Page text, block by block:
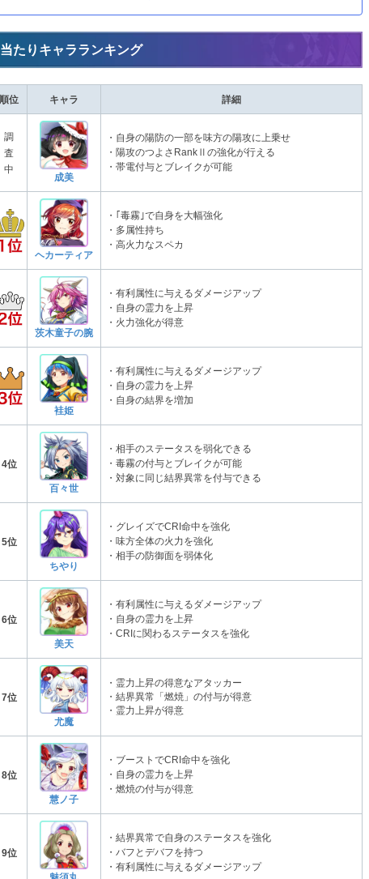
当たりキャラランキング
順位 キャラ 詳細
調
査
中
成美
・自身の陽防の一部を味方の陽攻に上乗せ
・陽攻のつよさRankⅡの強化が行える
・帯電付与とブレイクが可能
ヘカーティア
・｢毒霧｣で自身を大幅強化
・多属性持ち
・高火力なスペカ
茨木童子の腕
・有利属性に与えるダメージアップ
・自身の霊力を上昇
・火力強化が得意
袿姫
・有利属性に与えるダメージアップ
・自身の霊力を上昇
・自身の結界を増加
4位
百々世
・相手のステータスを弱化できる
・毒霧の付与とブレイクが可能
・対象に同じ結界異常を付与できる
5位
ちやり
・グレイズでCRI命中を強化
・味方全体の火力を強化
・相手の防御面を弱体化
6位
美天
・有利属性に与えるダメージアップ
・自身の霊力を上昇
・CRIに関わるステータスを強化
7位
尤魔
・霊力上昇の得意なアタッカー
・結界異常「燃焼」の付与が得意
・霊力上昇が得意
8位
慧ノ子
・ブーストでCRI命中を強化
・自身の霊力を上昇
・燃焼の付与が得意
9位
・結界異常で自身のステータスを強化
・バフとデバフを持つ
・有利属性に与えるダメージアップ